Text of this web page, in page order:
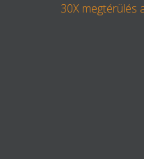
30X megtérülés